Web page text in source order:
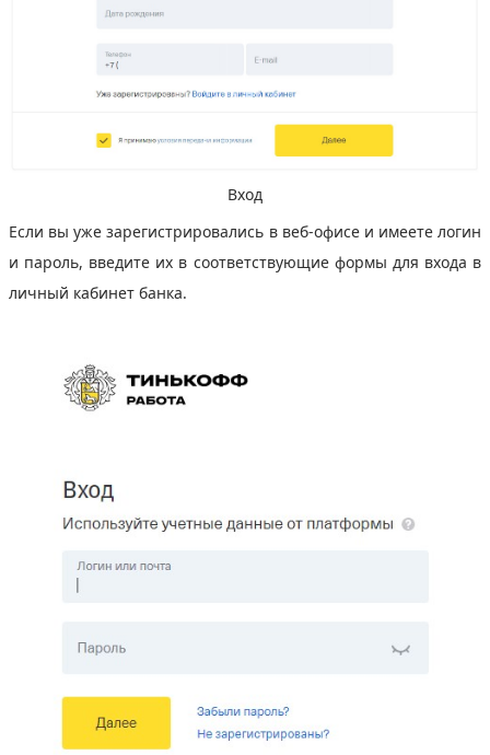
Вход
Если вы уже зарегистрировались в веб-офисе и имеете логин
и пароль, введите их в соответствующие формы для входа в
личный кабинет банка.